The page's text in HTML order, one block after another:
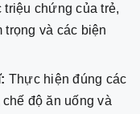
triệu chứng của trẻ,
và các biện
Thực hiện đúng các
độ ăn uống và